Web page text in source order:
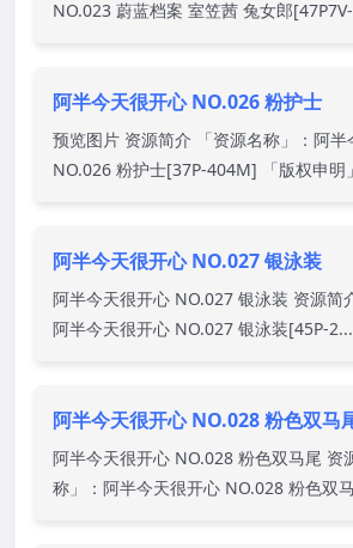
NO.023 蔚蓝档案 室笠茜 兔女郎
阿半今天很开心 NO.026 粉护士
预览图片 资源简介 「资源名称」：阿半
NO.026 粉护士[37P-404M] 「版权申明
阿半今天很开心 NO.027 银泳装
阿半今天很开心 NO.027 银泳装 资源简
阿半今天很开心 NO.027 银泳装[45P-2...
阿半今天很开心 NO.028 粉色双马
阿半今天很开心 NO.028 粉色双马尾 资
称」：阿半今天很开心 NO.028 粉色双